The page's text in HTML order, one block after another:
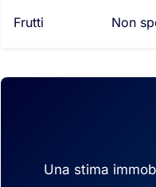
Frutti Non
Una stima